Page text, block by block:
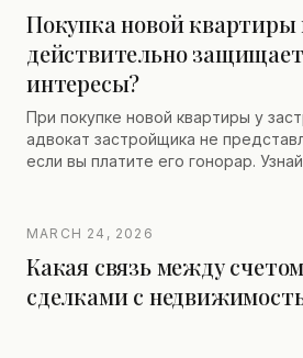
Покупка новой квартиры
действительно
интересы?
При покупке новой квартиры у
адвокат застройщика не
если вы платите его гонорар.
оптимизации вашего
MARCH 24, 2026
Какая связь между
сделками с